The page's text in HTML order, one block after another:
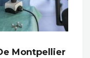
Montpellier